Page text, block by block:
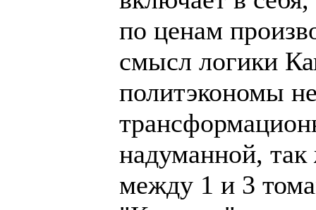
по ценам
смысл логики
политэкономы
надуманной,
между 1 и 3